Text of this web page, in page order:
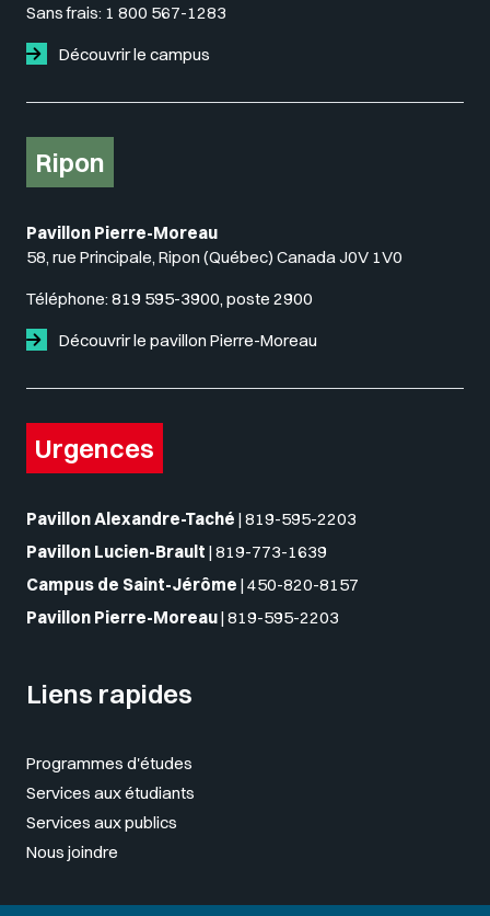
Sans frais: 1 800 567-1283
Découvrir le campus
Ripon
Pavillon Pierre-Moreau
58, rue Principale, Ripon (Québec) Canada J0V 1V0
Téléphone: 819 595-3900, poste 2900
Découvrir le pavillon Pierre-Moreau
Urgences
Pavillon Alexandre-Taché | 819-595-2203
Pavillon Lucien-Brault | 819-773-1639
Campus de Saint-Jérôme | 450-820-8157
Pavillon Pierre-Moreau| 819-595-2203
Liens rapides
Programmes d'études
Services aux étudiants
Services aux publics
Nous joindre